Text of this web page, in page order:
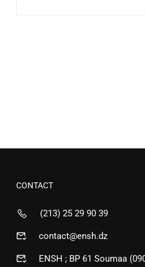
CONTACT
(213) 25 29 90 39
contact@ensh.dz
ENSH ; BP 61 Soumaa